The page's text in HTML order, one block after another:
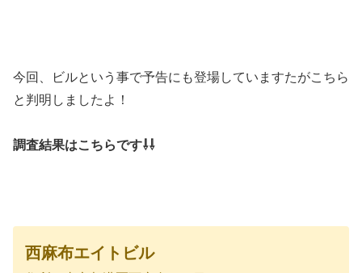
今回、ビルという事で予告にも登場していますたがこちら
と判明しましたよ！
調査結果はこちらです⇩⇩
西麻布エイトビル